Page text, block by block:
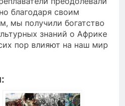
благодаря своим
мы получили богатство
знаний о Африке
пор влияют на наш мир